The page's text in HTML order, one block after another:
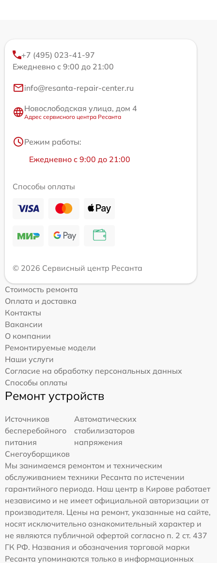
+7 (495) 023-41-97
Ежедневно с 9:00 до 21:00
info@resanta-repair-center.ru
Новослободская улица, дом 4
Адрес сервисного центра Ресанта
Режим работы:
Ежедневно с 9:00 до 21:00
Способы оплаты
© 2026 Сервисный центр Ресанта
Стоимость ремонта
Оплата и доставка
Контакты
Вакансии
О компании
Ремонтируемые модели
Наши услуги
Согласие на обработку персональных данных
Способы оплаты
Ремонт устройств
Источников
бесперебойного
питания
Автоматических
стабилизаторов
напряжения
Снегоуборщиков
Мы занимаемся ремонтом и техническим
обслуживанием техники Ресанта по истечении
гарантийного периода. Наш центр в Кирове работает
независимо и не имеет официальной авторизации от
производителя. Цены на ремонт, указанные на сайте,
носят исключительно ознакомительный характер и
не являются публичной офертой согласно п. 2 ст. 437
ГК РФ. Названия и обозначения торговой марки
Ресанта упоминаются только в информационных